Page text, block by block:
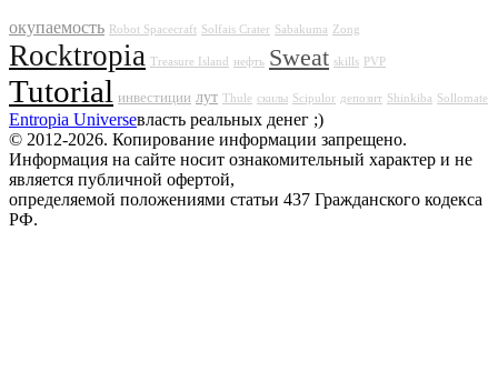
окупаемость Robot Spacecraft Solfais Crater Sabakuma Zong
Rocktropia Treasure Island нефть Sweat skills PVP
Tutorial инвестиции лут Thule скилы Scipulor депозит Shinkiba Sollomate
Entropia Universeвласть реальных денег ;)
© 2012-2026. Копирование информации запрещено.
Информация на сайте носит ознакомительный характер и не
является публичной офертой,
определяемой положениями статьи 437 Гражданского кодекса
РФ.